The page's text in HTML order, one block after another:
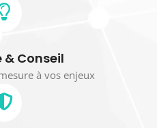
& Conseil
à vos enjeux